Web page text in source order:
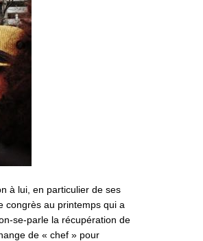
à lui, en particulier de ses
congrès au printemps qui a
se-parle la récupération de
de « chef » pour